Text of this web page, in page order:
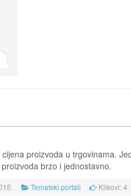
proizvoda u trgovinama.
brzo i jednostavno.
Tematski portali Klikovi: 4